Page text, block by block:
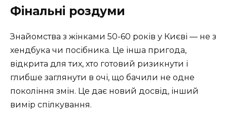
Фінальні роздуми
Знайомства з жінками 50-60 років у Києві — не з
хендбука чи посібника. Це інша пригода,
відкрита для тих, хто готовий ризикнути і
глибше заглянути в очі, що бачили не одне
покоління змін. Це дає новий досвід, інший
вимір спілкування.